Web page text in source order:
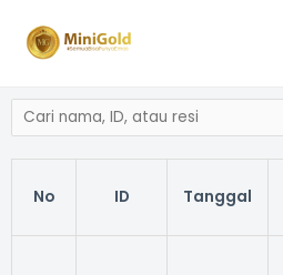
No ID Tanggal